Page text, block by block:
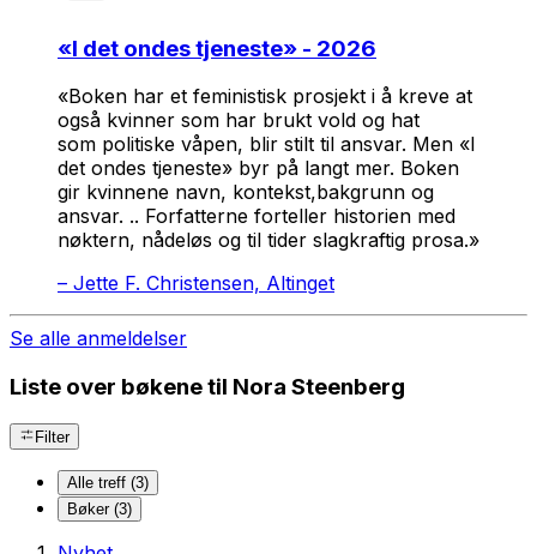
«I det ondes tjeneste» - 2026
«Boken har et feministisk prosjekt i å kreve at
også kvinner som har brukt vold og hat
som politiske våpen, blir stilt til ansvar. Men «I
det ondes tjeneste» byr på langt mer. Boken
gir kvinnene navn, kontekst,bakgrunn og
ansvar. .. Forfatterne forteller historien med
nøktern, nådeløs og til tider slagkraftig prosa.»
– Jette F. Christensen, Altinget
Se alle anmeldelser
Liste over bøkene til Nora Steenberg
Filter
Alle treff (3)
Bøker (3)